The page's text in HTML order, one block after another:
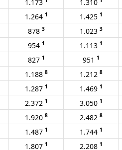
1.264 1 1.425 1
878 3 1.023 3
954 1 1.113 1
827 1 951 1
1.188 8 1.212 8
1.287 1 1.469 1
2.372 1 3.050 1
1.920 8 2.482 8
1.487 1 1.744 1
1.807 1 2.208 1